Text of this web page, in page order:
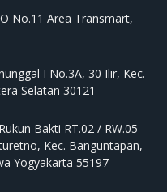
No.11 Area Transmart,
I No.3A, 30 Ilir, Kec.
Selatan 30121
Bakti RT.02 / RW.05
Kec. Banguntapan,
Yogyakarta 55197